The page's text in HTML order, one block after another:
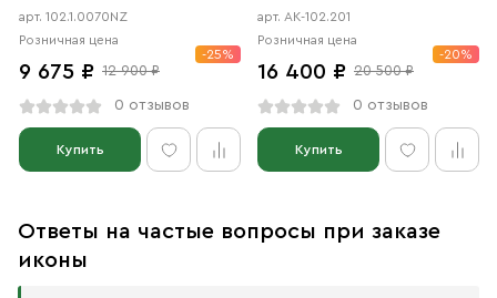
чернение, позолота
арт. 102.1.0070NZ
Розничная цена
9 675 ₽ 12 900 ₽
-25%
0 отзывов
Купить
арт. АК-102.201
Розничная цена
16 400 ₽ 20 500 ₽
-20%
0 отзывов
Купить
Ответы на частые вопросы при заказе
иконы